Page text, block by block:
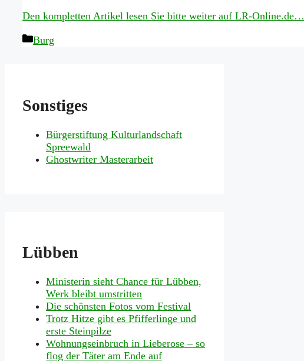
Den kompletten Artikel lesen Sie bitte weiter auf LR-Online.de…
Kategorien
Burg
Sonstiges
Bürgerstiftung Kulturlandschaft
Spreewald
Ghostwriter Masterarbeit
Lübben
Ministerin sieht Chance für Lübben,
Werk bleibt umstritten
Die schönsten Fotos vom Festival
Trotz Hitze gibt es Pfifferlinge und
erste Steinpilze
Wohnungseinbruch in Lieberose – so
flog der Täter am Ende auf